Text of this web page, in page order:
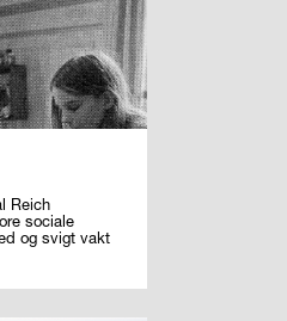
Reich
sociale
og svigt vakt